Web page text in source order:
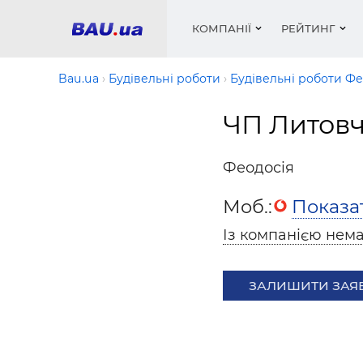
КОМПАНІЇ
Вікна
Фарби,
РЕЙТИНГ
Медіа
Труби,
Bau.ua Будівельні роботи Будівельні роботи
ЧП
Феодосія
Моб.:
Із компанією
ЗАЛИШИТИ